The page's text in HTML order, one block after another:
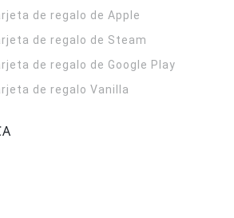
de regalo de Apple
de regalo de Steam
de regalo de Google Play
de regalo Vanilla